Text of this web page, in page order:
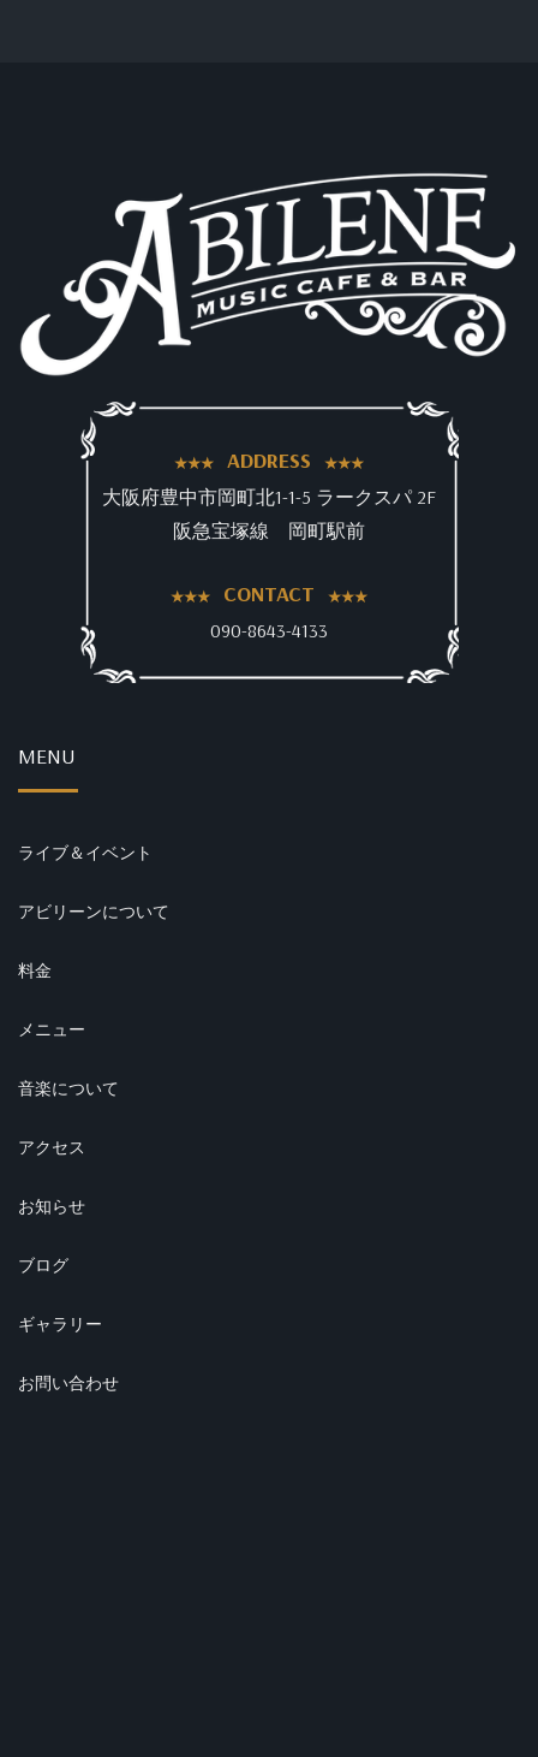
ADDRESS
大阪府豊中市岡町北1-1-5 ラークスパ 2F
阪急宝塚線 岡町駅前
CONTACT
090-8643-4133
MENU
ライブ＆イベント
アビリーンについて
料金
メニュー
音楽について
アクセス
お知らせ
ブログ
ギャラリー
お問い合わせ